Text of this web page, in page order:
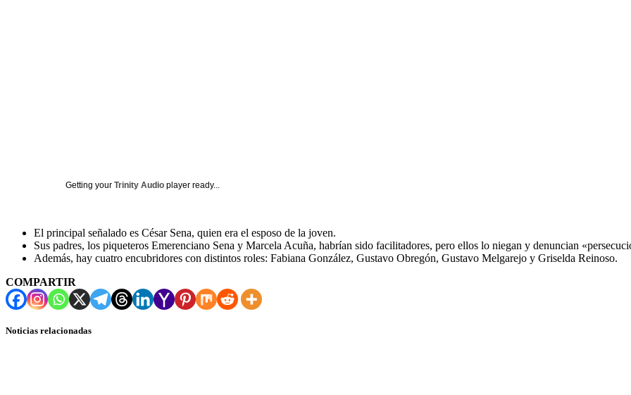
Getting your Trinity Audio player ready...
El principal señalado es César Sena, quien era el esposo de la joven.
Sus padres, los piqueteros Emerenciano Sena y Marcela Acuña, habrían sido facilitadores, pero ellos lo niegan y denuncian
Además, hay cuatro encubridores con distintos roles: Fabiana González, Gustavo Obregón, Gustavo Melgarejo y Griselda Reinoso.
COMPARTIR
Noticias relacionadas